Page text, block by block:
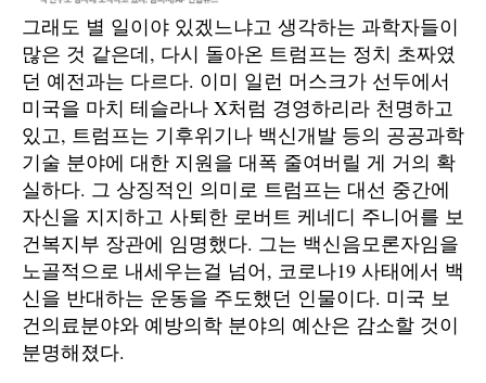
그래도 별 일이야 있겠느냐고 생각하는 과학자들이
많은 것 같은데, 다시 돌아온 트럼프는 정치 초짜였
던 예전과는 다르다. 이미 일런 머스크가 선두에서
미국을 마치 테슬라나 X처럼 경영하리라 천명하고
있고, 트럼프는 기후위기나 백신개발 등의 공공과학
기술 분야에 대한 지원을 대폭 줄여버릴 게 거의 확
실하다. 그 상징적인 의미로 트럼프는 대선 중간에
자신을 지지하고 사퇴한 로버트 케네디 주니어를 보
건복지부 장관에 임명했다. 그는 백신음모론자임을
노골적으로 내세우는걸 넘어, 코로나19 사태에서 백
신을 반대하는 운동을 주도했던 인물이다. 미국 보
건의료분야와 예방의학 분야의 예산은 감소할 것이
분명해졌다.